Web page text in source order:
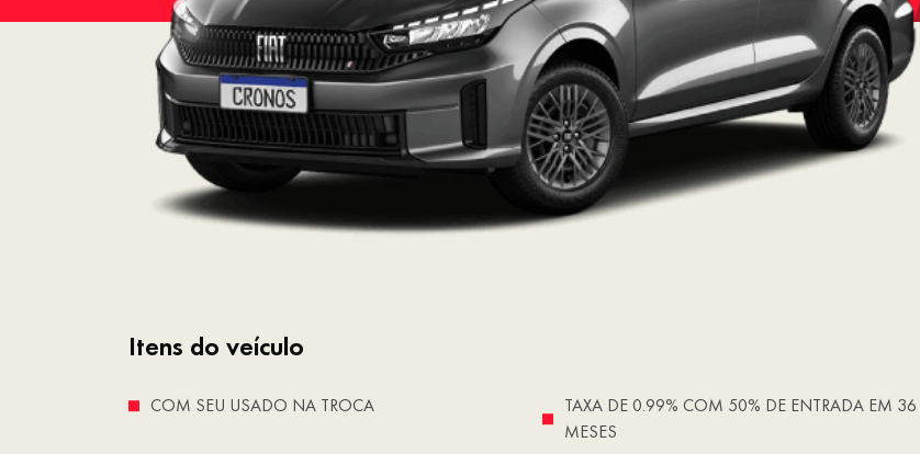
Itens do veículo
COM SEU USADO NA TROCA
TAXA DE 0.99% COM 50% DE ENTRADA EM 36
MESES